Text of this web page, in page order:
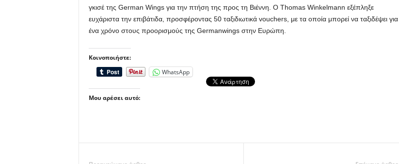
γκισέ της German Wings για την πτήση της προς τη Βιέννη. Ο Thomas Winkelmann εξέπληξε
ευχάριστα την επιβάτιδα, προσφέροντας 50 ταξιδιωτικά vouchers, με τα οποία μπορεί να ταξιδέψει για
ένα χρόνο στους προορισμούς της Germanwings στην Ευρώπη.
Κοινοποιήστε:
WhatsApp
Μου αρέσει αυτό: